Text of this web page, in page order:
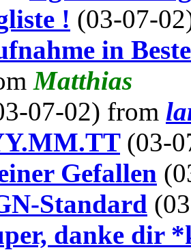
! (03-07-
in
Matthias
07-02) from
(03-
Gefallen
Standard
danke dir